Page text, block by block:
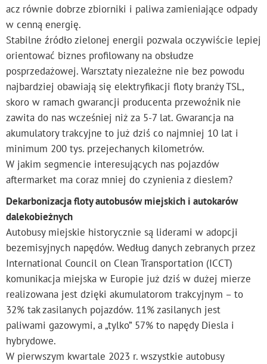
acz równie dobrze zbiorniki i paliwa zamieniające odpady
w cenną energię.
Stabilne źródło zielonej energii pozwala oczywiście lepiej
orientować biznes profilowany na obsłudze
posprzedażowej. Warsztaty niezależne nie bez powodu
najbardziej obawiają się elektryfikacji floty branży TSL,
skoro w ramach gwarancji producenta przewoźnik nie
zawita do nas wcześniej niż za 5-7 lat. Gwarancja na
akumulatory trakcyjne to już dziś co najmniej 10 lat i
minimum 200 tys. przejechanych kilometrów.
W jakim segmencie interesujących nas pojazdów
aftermarket ma coraz mniej do czynienia z dieslem?
Dekarbonizacja floty autobusów miejskich i autokarów
dalekobieżnych
Autobusy miejskie historycznie są liderami w adopcji
bezemisyjnych napędów. Według danych zebranych przez
International Council on Clean Transportation (ICCT)
komunikacja miejska w Europie już dziś w dużej mierze
realizowana jest dzięki akumulatorom trakcyjnym – to
32% tak zasilanych pojazdów. 11% zasilanych jest
paliwami gazowymi, a „tylko” 57% to napędy Diesla i
hybrydowe.
W pierwszym kwartale 2023 r. wszystkie autobusy